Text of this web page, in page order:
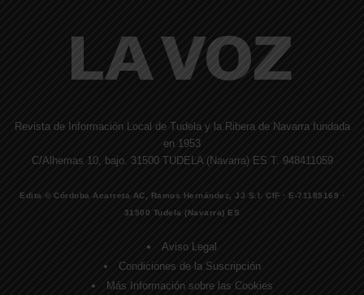
Revista de Información Local de Tudela y la Ribera de Navarra fundada
en 1953
C/Alhemas 10, bajo. 31500 TUDELA (Navarra) ES T. 948411059
Edita © Córdoba Acarreta AC, Ramos Hernández, JJ S.I. CIF · E-71185169 ·
31500 Tudela (Navarra) ES
Aviso Legal
Condiciones de la Suscripción
Más Información sobre las Cookies